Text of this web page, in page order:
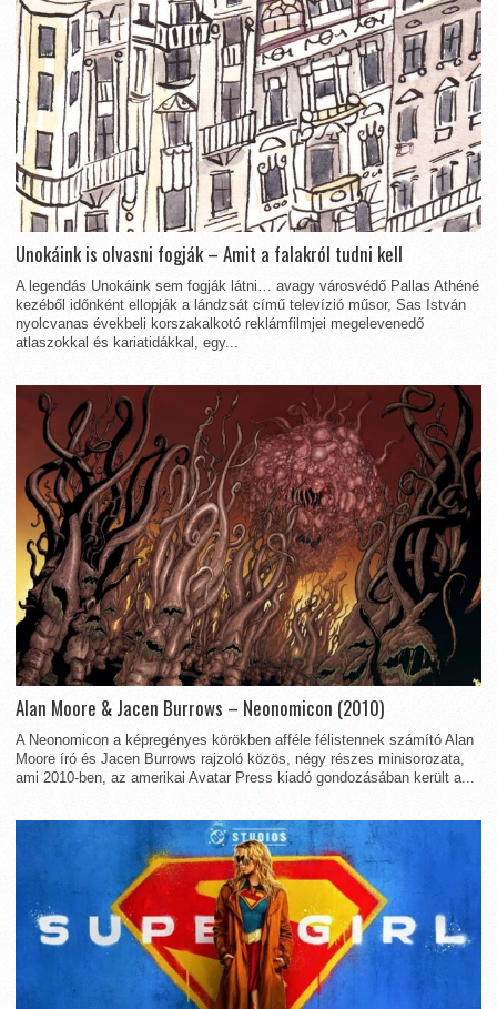
Unokáink is olvasni fogják – Amit a falakról tudni kell
A legendás Unokáink sem fogják látni… avagy városvédő Pallas Athéné
kezéből időnként ellopják a lándzsát című televízió műsor, Sas István
nyolcvanas évekbeli korszakalkotó reklámfilmjei megelevenedő
atlaszokkal és kariatidákkal, egy...
Alan Moore & Jacen Burrows – Neonomicon (2010)
A Neonomicon a képregényes körökben afféle félistennek számító Alan
Moore író és Jacen Burrows rajzoló közös, négy részes minisorozata,
ami 2010-ben, az amerikai Avatar Press kiadó gondozásában került a...